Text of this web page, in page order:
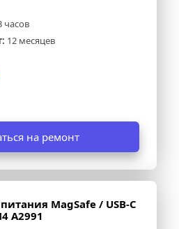
часов
12 месяцев
на ремонт
MagSafe / USB-C
A2991